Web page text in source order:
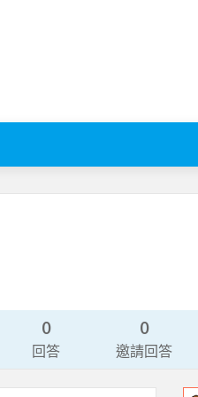
0
回答
0
邀請回答